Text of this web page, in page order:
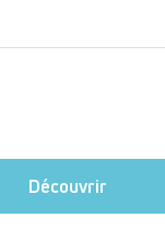
Découvrir